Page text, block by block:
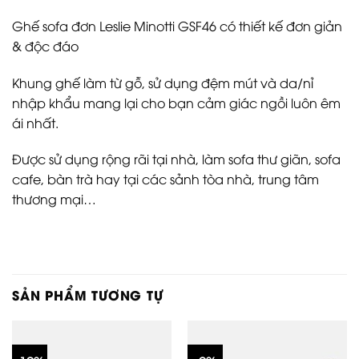
Ghế sofa đơn Leslie Minotti GSF46 có thiết kế đơn giản
& độc đáo
Khung ghế làm từ gỗ, sử dụng đệm mút và da/nỉ
nhập khẩu mang lại cho bạn cảm giác ngồi luôn êm
ái nhất.
Được sử dụng rộng rãi tại nhà, làm sofa thư giãn, sofa
cafe, bàn trà hay tại các sảnh tòa nhà, trung tâm
thương mại…
SẢN PHẨM TƯƠNG TỰ